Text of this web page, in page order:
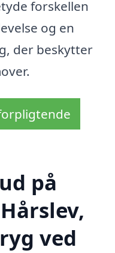
forskellen
og en
der beskytter
på
ved